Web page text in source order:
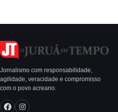
Jornalismo com responsabilidade,
agilidade, veracidade e compromisso
com o povo acreano.